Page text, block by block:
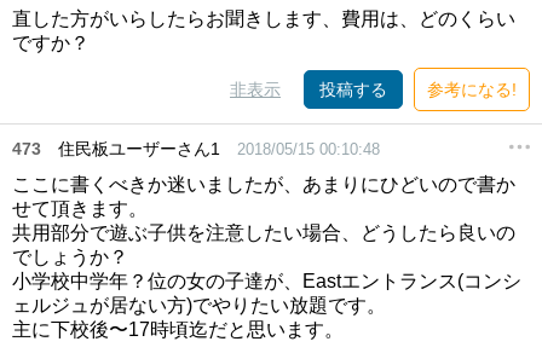
直した方がいらしたらお聞きします、費用は、どのくらい
ですか？
非表示 投稿する 参考になる!
473 住民板ユーザーさん1 2018/05/15 00:10:48
ここに書くべきか迷いましたが、あまりにひどいので書か
せて頂きます。
共用部分で遊ぶ子供を注意したい場合、どうしたら良いの
でしょうか？
小学校中学年？位の女の子達が、Eastエントランス(コンシ
ェルジュが居ない方)でやりたい放題です。
主に下校後〜17時頃迄だと思います。